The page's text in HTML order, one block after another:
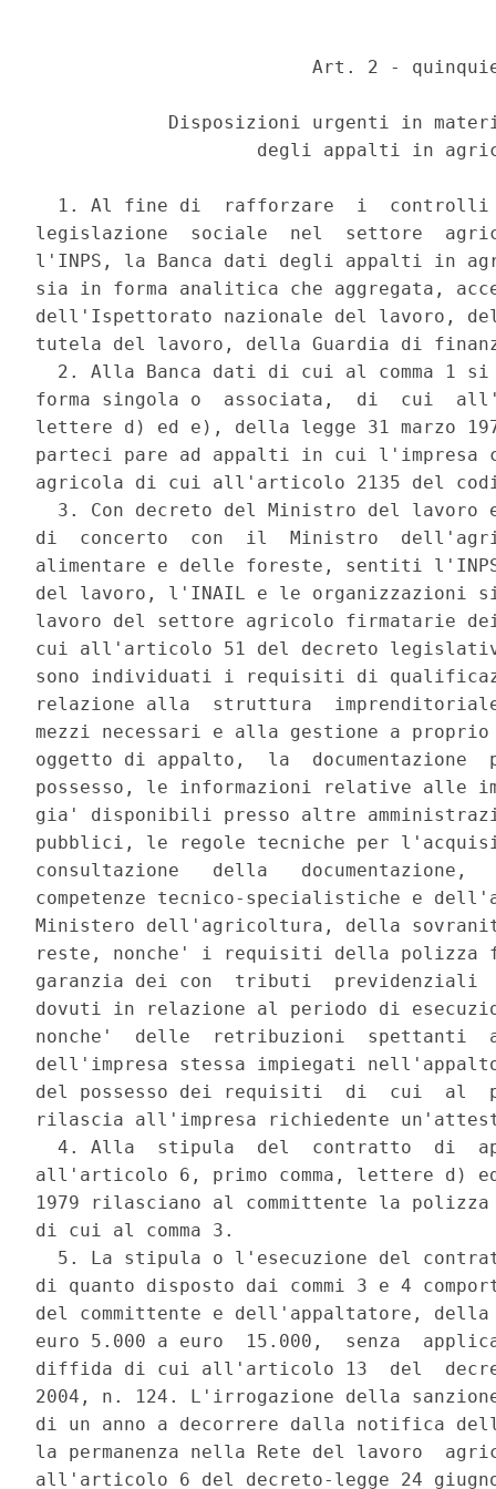
Art. 2 -
Disposizioni urgenti in
degli appalti in
1. Al fine di  rafforzare  i
legislazione  sociale  nel  settore
l'INPS, la Banca dati degli appalti in
sia in forma analitica che aggregata,
dell'Ispettorato nazionale del lavoro, del
tutela del lavoro, della Guardia di
2. Alla Banca dati di cui al comma 1
forma singola o  associata,  di  cui
lettere d) ed e), della legge 31 marzo
parteci pare ad appalti in cui l'impresa
agricola di cui all'articolo 2135 del
3. Con decreto del Ministro del lavoro
di  concerto  con  il  Ministro
alimentare e delle foreste, sentiti
del lavoro, l'INAIL e le organizzazioni
lavoro del settore agricolo firmatarie
cui all'articolo 51 del decreto
sono individuati i requisiti di
relazione alla  struttura
mezzi necessari e alla gestione a
oggetto di appalto,  la
possesso, le informazioni relative alle
gia' disponibili presso altre
pubblici, le regole tecniche per
consultazione   della   documentazione,
competenze tecnico-specialistiche e
Ministero dell'agricoltura, della
reste, nonche' i requisiti della polizza
garanzia dei con  tributi  previdenziali
dovuti in relazione al periodo di
nonche'  delle  retribuzioni  spettanti
dell'impresa stessa impiegati
del possesso dei requisiti  di  cui  al
rilascia all'impresa richiedente
4. Alla  stipula  del  contratto  di
all'articolo 6, primo comma, lettere d)
1979 rilasciano al committente la
di cui al comma 3.
5. La stipula o l'esecuzione del
di quanto disposto dai commi 3 e 4
del committente e dell'appaltatore, della
euro 5.000 a euro  15.000,  senza
diffida di cui all'articolo 13  del
2004, n. 124. L'irrogazione della
di un anno a decorrere dalla notifica
la permanenza nella Rete del lavoro
all'articolo 6 del decreto-legge 24